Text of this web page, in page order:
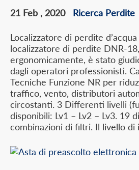
21 Feb , 2020 Ricerca Perdite
Localizzatore di perdite
localizzatore di perdite DNR-
ergonomicamente, è stato
dagli operatori professionisti.
Tecniche Funzione NR per
traffico, vento, distributori
circostanti. 3 Differenti livelli
disponibili: Lv1 – Lv2 – Lv3. 19
combinazioni di filtri. Il livello